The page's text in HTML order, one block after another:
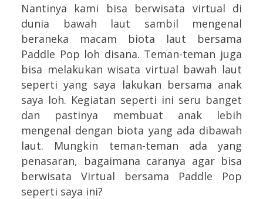
Nantinya kami bisa berwisata virtual di
dunia bawah laut sambil mengenal
beraneka macam biota laut bersama
Paddle Pop loh disana. Teman-teman juga
bisa melakukan wisata virtual bawah laut
seperti yang saya lakukan bersama anak
saya loh. Kegiatan seperti ini seru banget
dan pastinya membuat anak lebih
mengenal dengan biota yang ada dibawah
laut. Mungkin teman-teman ada yang
penasaran, bagaimana caranya agar bisa
berwisata Virtual bersama Paddle Pop
seperti saya ini?